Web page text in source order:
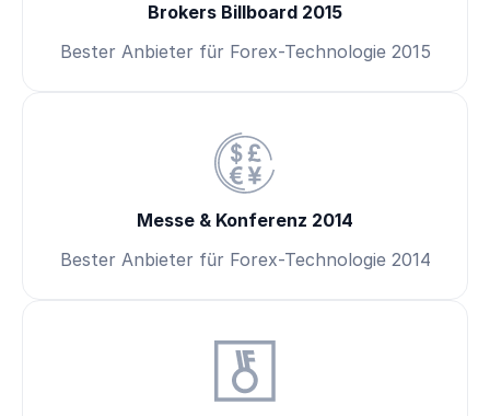
Brokers Billboard 2015
Bester Anbieter für Forex-Technologie 2015
Messe & Konferenz 2014
Bester Anbieter für Forex-Technologie 2014